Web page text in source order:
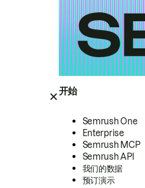
开始
Semrush One
Enterprise
Semrush MCP
Semrush API
我们的数据
预订演示